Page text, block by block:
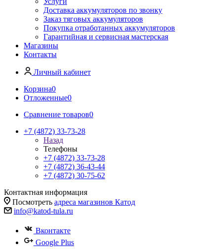
Доставка аккумуляторов по звонку
Заказ тяговых аккумуляторов
Покупка отработанных аккумуляторов
Гарантийная и сервисная мастерская
Магазины
Контакты
Личный кабинет
Корзина0
Отложенные0
Сравнение товаров0
+7 (4872) 33-73-28
Назад
Телефоны
+7 (4872) 33-73-28
+7 (4872) 36-43-44
+7 (4872) 30-75-62
Контактная информация
Посмотреть адреса магазинов Катод
info@katod-tula.ru
Вконтакте
Google Plus